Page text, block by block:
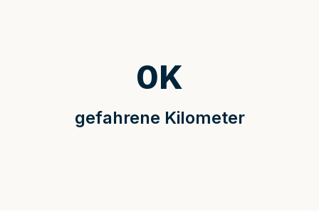
gefahrene Kilometer
0K